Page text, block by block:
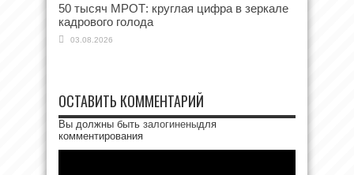
50 тысяч МРОТ: круглая цифра в зеркале
кадрового голода
03.08.2026
ОСТАВИТЬ КОММЕНТАРИЙ
Вы должны быть залогиненыдля
комментирования